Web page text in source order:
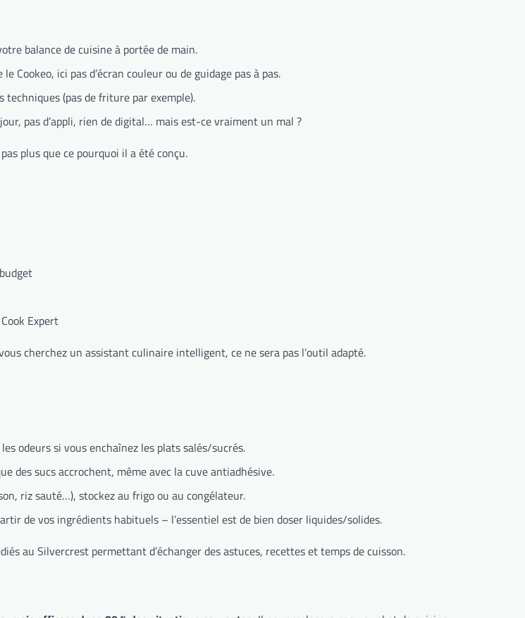
balance de cuisine à portée de main.
Cookeo, ici pas d’écran couleur ou de guidage pas à pas.
(pas de friture par exemple).
pas d’appli, rien de digital… mais est-ce vraiment un mal ?
plus que ce pourquoi il a été conçu.
Expert
cherchez un assistant culinaire intelligent, ce ne sera pas l’outil adapté.
odeurs si vous enchaînez les plats salés/sucrés.
des sucs accrochent, même avec la cuve antiadhésive.
riz sauté…), stockez au frigo ou au congélateur.
de vos ingrédients habituels – l’essentiel est de bien doser liquides/solides.
au Silvercrest permettant d’échanger des astuces, recettes et temps de cuisson.